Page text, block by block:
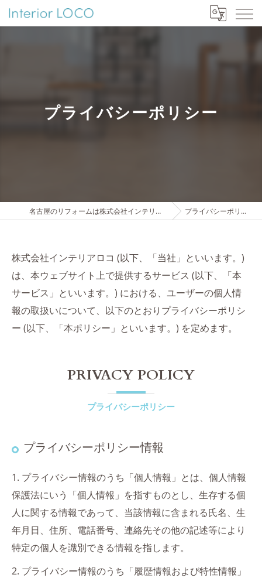
プライバシーポリシー
名古屋のリフォームは株式会社インテリアロコ プライバシーポリシー
株式会社インテリアロコ (以下、「当社」といいます。)
は、本ウェブサイト上で提供するサービス (以下、「本
サービス」といいます。) における、ユーザーの個人情
報の取扱いについて、以下のとおりプライバシーポリシ
ー (以下、「本ポリシー」といいます。) を定めます。
プライバシーポリシー
PRIVACY POLICY
プライバシーポリシー情報
1. プライバシー情報のうち「個人情報」とは、個人情報
保護法にいう「個人情報」を指すものとし、生存する個
人に関する情報であって、当該情報に含まれる氏名、生
年月日、住所、電話番号、連絡先その他の記述等により
特定の個人を識別できる情報を指します。
2. プライバシー情報のうち「履歴情報および特性情報」